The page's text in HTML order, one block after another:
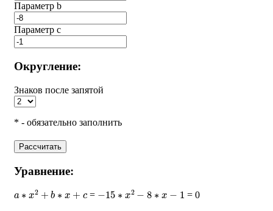
Параметр b
Параметр с
Округление:
Знаков после запятой
* - обязательно заполнить
Рассчитать
Уравнение:
2 b ∗ = 15∗ 2− ∗ = 0